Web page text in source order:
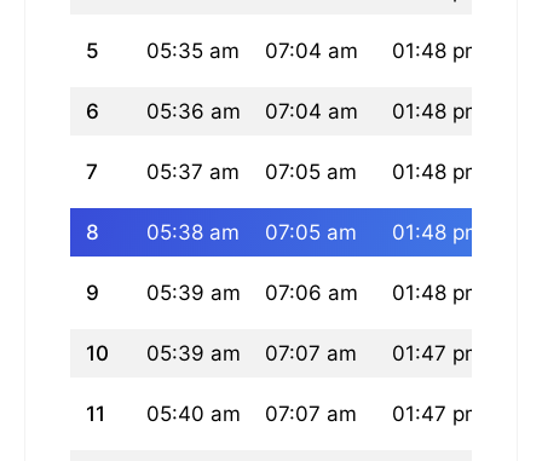
5 05:35 am 07:04 am 01:48 pm
6 05:36 am 07:04 am 01:48 pm
7 05:37 am 07:05 am 01:48 pm
8 05:38 am 07:05 am 01:48 pm
9 05:39 am 07:06 am 01:48 pm
10 05:39 am 07:07 am 01:47 pm
11 05:40 am 07:07 am 01:47 pm